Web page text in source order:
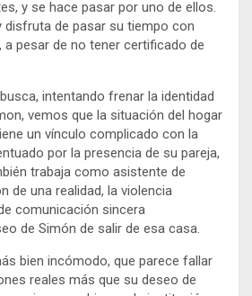
y se hace pasar por uno de ellos.
disfruta de pasar su tiempo con
a pesar de no tener certificado de
intentando frenar la identidad
vemos que la situación del hogar
un vínculo complicado con la
por la presencia de su pareja,
trabaja como asistente de
de una realidad, la violencia
comunicación sincera
de Simón de salir de esa casa.
bien incómodo, que parece fallar
reales más que su deseo de